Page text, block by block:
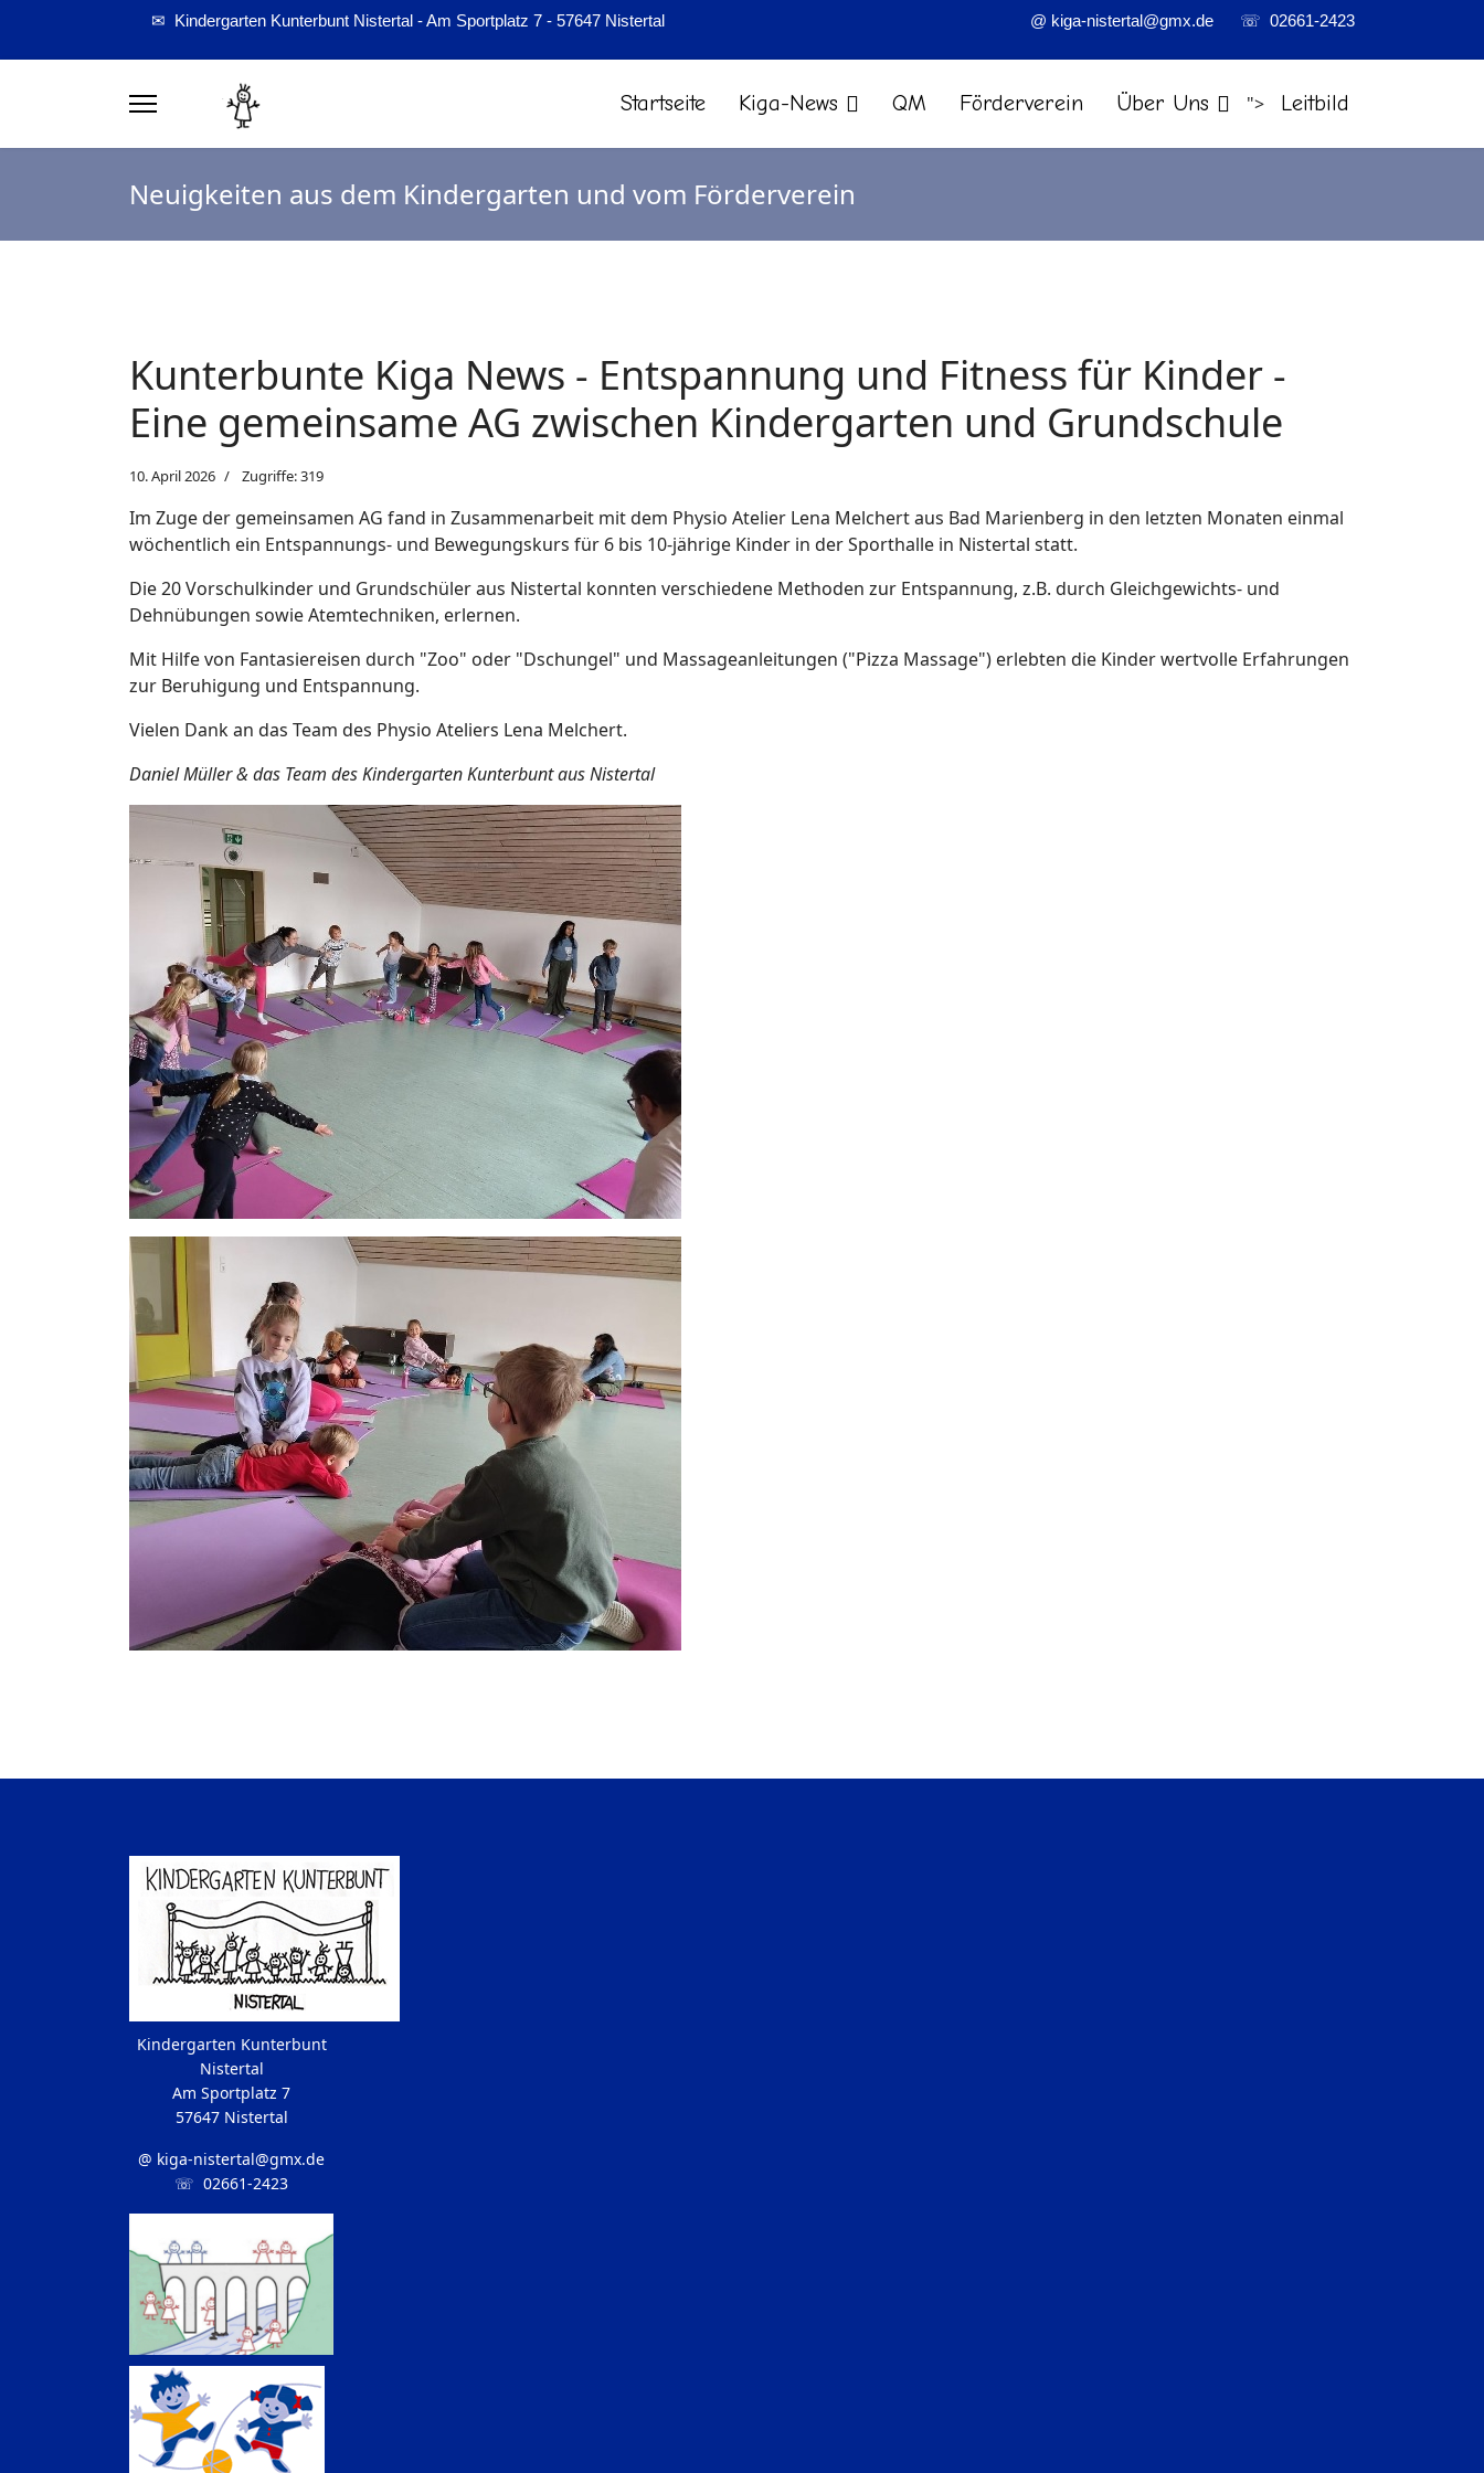
✉ Kindergarten Kunterbunt Nistertal - Am Sportplatz 7 - 57647 Nistertal @ kiga-nistertal@gmx.de ☏ 02661-2423
Startseite Kiga-News QM Förderverein Über Uns "> Leitbild
Neuigkeiten aus dem Kindergarten und vom Förderverein
Kunterbunte Kiga News - Entspannung und Fitness für Kinder -
Eine gemeinsame AG zwischen Kindergarten und Grundschule
10. April 2026 Zugriffe: 319
Im Zuge der gemeinsamen AG fand in Zusammenarbeit mit dem Physio Atelier Lena Melchert aus Bad Marienberg in den letzten Monaten einmal
wöchentlich ein Entspannungs- und Bewegungskurs für 6 bis 10-jährige Kinder in der Sporthalle in Nistertal statt.
Die 20 Vorschulkinder und Grundschüler aus Nistertal konnten verschiedene Methoden zur Entspannung, z.B. durch Gleichgewichts- und
Dehnübungen sowie Atemtechniken, erlernen.
Mit Hilfe von Fantasiereisen durch "Zoo" oder "Dschungel" und Massageanleitungen ("Pizza Massage") erlebten die Kinder wertvolle Erfahrungen
zur Beruhigung und Entspannung.
Vielen Dank an das Team des Physio Ateliers Lena Melchert.
Daniel Müller & das Team des Kindergarten Kunterbunt aus Nistertal
Kindergarten Kunterbunt
Nistertal
Am Sportplatz 7
57647 Nistertal
@ kiga-nistertal@gmx.de
☏ 02661-2423